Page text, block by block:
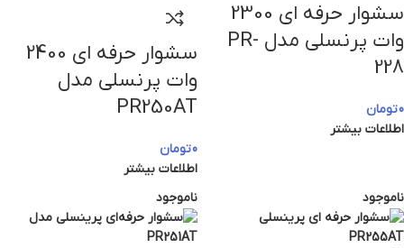
سشوار حرفه ای 2300
وات پرنسلی مدل PR-
228
0تومان
اطلاعات بیشتر
سشوار حرفه ای 2400
وات پرنسلی مدل
PR250AT
0تومان
اطلاعات بیشتر
ناموجود
ناموجود